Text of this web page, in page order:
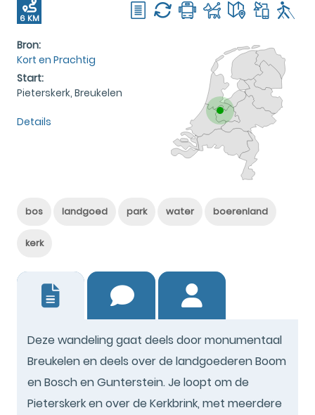
6 KM
Bron:
Kort en Prachtig
Start:
Pieterskerk, Breukelen
Details
bos landgoed park water boerenland
kerk
Deze wandeling gaat deels door monumentaal
Breukelen en deels over de landgoederen Boom
en Bosch en Gunterstein. Je loopt om de
Pieterskerk en over de Kerkbrink, met meerdere